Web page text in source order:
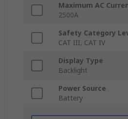
Maximum AC
2500A
Safety Category
CAT III, CAT IV
Display Type
Backlight
Power Source
Battery